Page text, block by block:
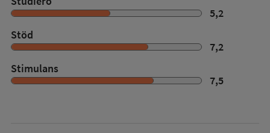
5,2
Stöd
7,2
Stimulans
7,5